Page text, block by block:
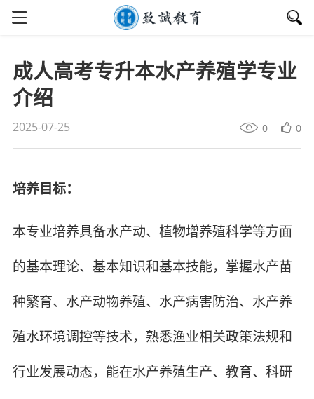
成人高考专升本水产养殖学专业
介绍
2025-07-25 0 0
培养目标：
本专业培养具备水产动、植物增养殖科学等方面
的基本理论、基本知识和基本技能，掌握水产苗
种繁育、水产动物养殖、水产病害防治、水产养
殖水环境调控等技术，熟悉渔业相关政策法规和
行业发展动态，能在水产养殖生产、教育、科研